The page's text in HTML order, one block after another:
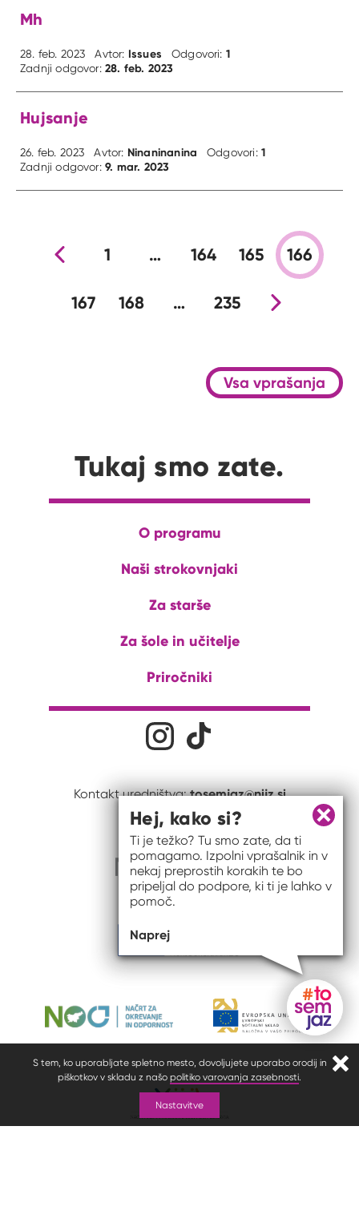
S tem, ko uporabljate spletno mesto, dovoljujete uporabo orodij in
piškotkov v skladu z našo politiko varovanja zasebnosti.
Nastavitve
Mh
28. feb. 2023 Avtor: Issues Odgovori: 1
Zadnji odgovor:28. feb. 2023
Hujsanje
26. feb. 2023 Avtor: Ninaninanina Odgovori:1
Zadnji odgovor:9. mar. 2023
Prejšnja stran
1 … 164 165 166
167 168 … 235Nova stran
Vsa vprašanja
Tukaj smo zate.
O programu
Naši strokovnjaki
Za starše
Za šole in učitelje
Priročniki
Družabna omrežjaNa naš Instagram profil
Kontakt uredništva:tosemjaz@nijz.si
Gumb
Zapri
Hej, kako si?
Ti je težko? Tu smo zate, da ti
pomagamo. Izpolni vprašalnik in v
nekaj preprostih korakih te bo
pripeljal do podpore, ki ti je lahko v
pomoč.
Naprej